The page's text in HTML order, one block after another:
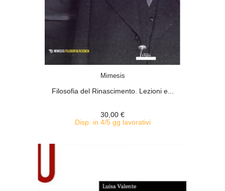
Mimesis
Filosofia del Rinascimento. Lezioni e...
30,00 €
Disp. in 4/5 gg lavorativi